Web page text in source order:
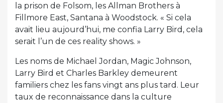
la prison de Folsom, les Allman Brothers à
Fillmore East, Santana à Woodstock. « Si cela
avait lieu aujourd’hui, me confia Larry Bird, cela
serait l’un de ces reality shows. »
Les noms de Michael Jordan, Magic Johnson,
Larry Bird et Charles Barkley demeurent
familiers chez les fans vingt ans plus tard. Leur
taux de reconnaissance dans la culture